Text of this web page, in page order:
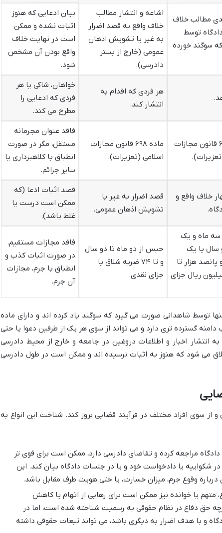
مطالب خلاف
توسط
سوگند خورده
اشاعه و انتشار مطالب
خلاف واقع به قصد اضرار
به غیر یا تشویش اذهان
عمومی (خارج از بستر
دادرسی).
بیان ادعایی که هنوز
اثبات نشده و ممکن
است در نهایت خلاف
واقع بودن آن مشخص
شود.
هر فردی که اقدام به
انتشار کند.
خواهان، شاکی یا هر
فردی که ادعایی را
مطرح می کند.
ماده ۶۵۰ قانون مجازات
ماده ۶۹۸ قانون مجازات
اسلامی (تعزیرات).
فاقد عنوان مجرمانه
مستقل، مگر در صورت
انطباق با کلاهبرداری یا
سایر جرائم.
خلاف واقع و
قصد اضرار به غیر یا
تشویش اذهان عمومی.
قصد اثبات ادعا (که
ممکن است درست یا
غلط باشد).
ماه و یک
سال یا یک
پانصد هزار تا
ریال جزای
حبس از دو ماه تا دو سال
و تا ۷۴ ضربه شلاق یا
جزای نقدی.
فاقد مجازات مستقیم.
در صورت اثبات کذب و
انطباق با جرم، مجازات
آن جرم.
توسط شاهدانی صورت می گیرد که سوگند یاد کرده اند و دارای ماده
گسترده تری دارد و می تواند از سوی هر یک از طرفین دعوا یا حتی
به انتشار اخبار و اطلاعات دروغین در جامعه و خارج از محیط دادرسی
می شود که هنوز به اثبات نرسیده اند و ممکن است در طول دادرسی
از سوی افراد مختلف در فرآیند قضایی بروز کند. شناخت این انواع به
مراجعه کرده و تقاضای دادرسی دارد، ممکن است برای قوی تر
شکواییه یا دادخواست خود و یا در جلسات دادگاه بیان کند. این
درباره وقوع جرم، میزان خسارت، یا حتی هویت طرف مقابل باشد.
متهم یا خوانده نیز ممکن است برای رهایی از اتهام یا کاهش
حق دفاع در نظام حقوقی به رسمیت شناخته شده است، اما در
و با هدف اضرار به دیگری باشد، می تواند تبعات حقوقی داشته